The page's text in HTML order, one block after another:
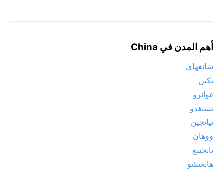
أهم المدن في China
شانغهاي
بكين
غوانزو
تشنغدو
تيانجين
ووهان
نانجينغ
هانغتشو